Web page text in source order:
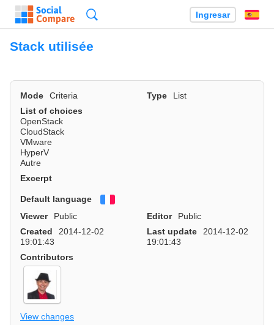
Ingresar
Stack utilisée
Mode Criteria Type
List
List of choices
OpenStack
CloudStack
VMware
HyperV
Autre
Excerpt
Default language
Viewer
Public Editor
Public
Created
2014-12-02
19:01:43
Last update
2014-12-02
19:01:43
Contributors
View changes